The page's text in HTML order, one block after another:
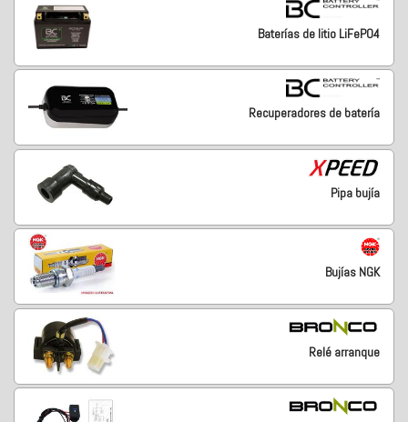
Baterías de litio LiFePO4
Recuperadores de batería
Pipa bujía
Bujías NGK
Relé arranque